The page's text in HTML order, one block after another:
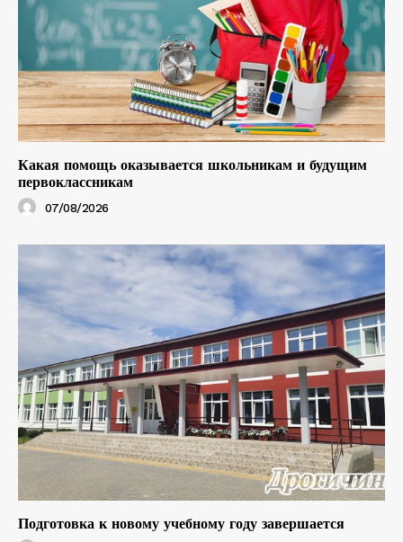
Какая помощь оказывается школьникам и будущим
первоклассникам
07/08/2026
Подготовка к новому учебному году завершается